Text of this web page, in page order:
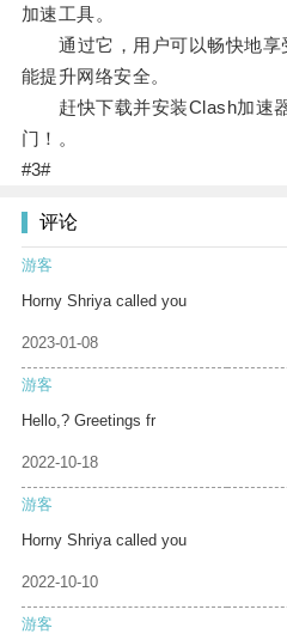
加速工具。
通过它，用户可以畅快地享
能提升网络安全。
赶快下载并安装Clash加速
门！。
#3#
评论
游客
Horny Shriya called you
2023-01-08
游客
Hello,? Greetings fr
2022-10-18
游客
Horny Shriya called you
2022-10-10
游客